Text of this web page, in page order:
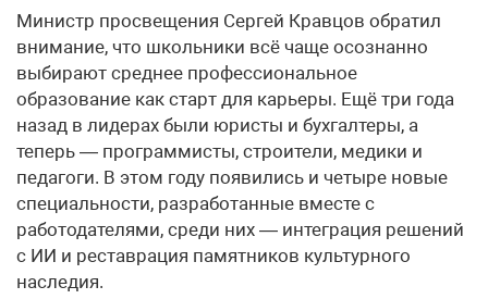
Министр просвещения Сергей Кравцов обратил
внимание, что школьники всё чаще осознанно
выбирают среднее профессиональное
образование как старт для карьеры. Ещё три года
назад в лидерах были юристы и бухгалтеры, а
теперь — программисты, строители, медики и
педагоги. В этом году появились и четыре новые
специальности, разработанные вместе с
работодателями, среди них — интеграция решений
с ИИ и реставрация памятников культурного
наследия.